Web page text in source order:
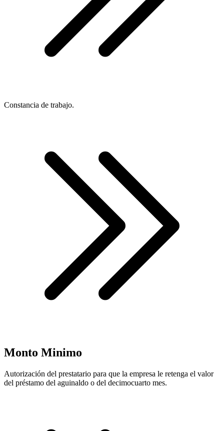
Constancia de trabajo.
Monto Minimo
Autorización del prestatario para que la empresa le retenga el valor
del préstamo del aguinaldo o del decimocuarto mes.